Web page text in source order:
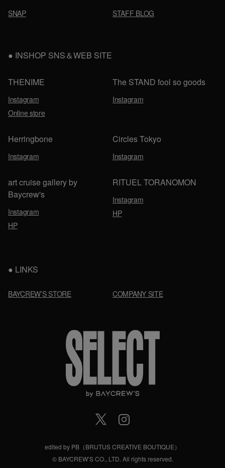
edited by PB（BRUTUS CREATIVE BOUTIQUE）
© BAYCREW’S CO., LTD. All rights reserved.
SNAP STAFF BLOG
INSHOP SNS＆WEB SITE
THENIME
Instagram
Online store
The STAND fool so goods
Instagram
Herringbone
Instagram
Circles Tokyo
Instagram
art cruise gallery by
Baycrew's
Instagram
HP
RITUEL TORANOMON
Instagram
HP
LINKS
BAYCREW’S STORE COMPANY SITE